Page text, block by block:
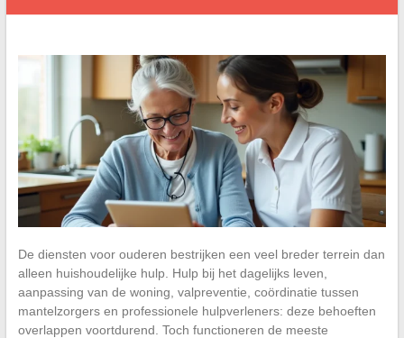
De diensten voor ouderen bestrijken een veel breder terrein dan
alleen huishoudelijke hulp. Hulp bij het dagelijks leven,
aanpassing van de woning, valpreventie, coördinatie tussen
mantelzorgers en professionele hulpverleners: deze behoeften
overlappen voortdurend. Toch functioneren de meeste